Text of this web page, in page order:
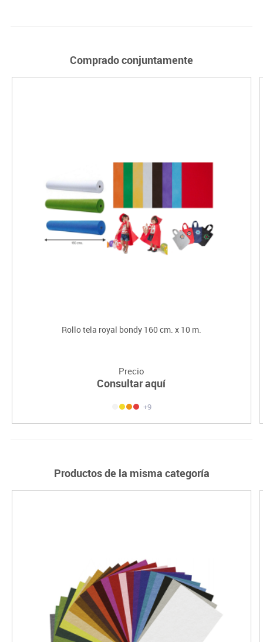
Comprado conjuntamente
Rollo tela royal bondy 160 cm. x 10 m.
Precio
Consultar aquí
+9
Productos de la misma categoría